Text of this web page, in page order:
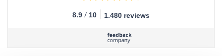
8.9 / 10 1.480 reviews